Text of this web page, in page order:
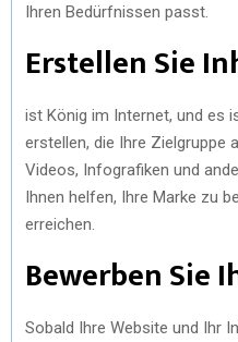
Ihren Bedürfnissen passt.
Erstellen Sie
ist König im Internet, und es
erstellen, die Ihre Zielgruppe
Videos, Infografiken und
Ihnen helfen, Ihre Marke zu
erreichen.
Bewerben Sie
Sobald Ihre Website und Ihr